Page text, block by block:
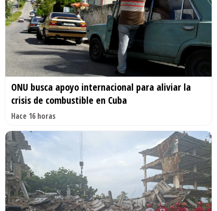
ONU busca apoyo internacional para aliviar la
crisis de combustible en Cuba
Hace 16 horas